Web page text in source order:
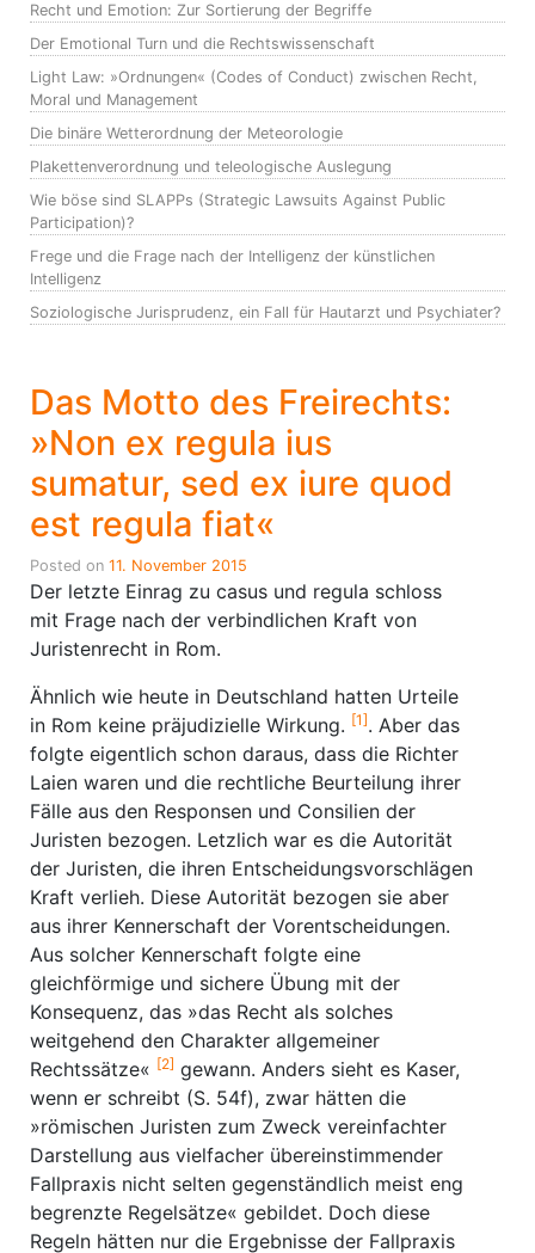
Recht und Emotion: Zur Sortierung der Begriffe
Der Emotional Turn und die Rechtswissenschaft
Light Law: »Ordnungen« (Codes of Conduct) zwischen Recht,
Moral und Management
Die binäre Wetterordnung der Meteorologie
Plakettenverordnung und teleologische Auslegung
Wie böse sind SLAPPs (Strategic Lawsuits Against Public
Participation)?
Frege und die Frage nach der Intelligenz der künstlichen
Intelligenz
Soziologische Jurisprudenz, ein Fall für Hautarzt und Psychiater?
Das Motto des Freirechts:
»Non ex regula ius
sumatur, sed ex iure quod
est regula fiat«
Posted on 11. November 2015
Der letzte Einrag zu casus und regula schloss
mit Frage nach der verbindlichen Kraft von
Juristenrecht in Rom.
Ähnlich wie heute in Deutschland hatten Urteile
in Rom keine präjudizielle Wirkung. [1]. Aber das
folgte eigentlich schon daraus, dass die Richter
Laien waren und die rechtliche Beurteilung ihrer
Fälle aus den Responsen und Consilien der
Juristen bezogen. Letzlich war es die Autorität
der Juristen, die ihren Entscheidungsvorschlägen
Kraft verlieh. Diese Autorität bezogen sie aber
aus ihrer Kennerschaft der Vorentscheidungen.
Aus solcher Kennerschaft folgte eine
gleichförmige und sichere Übung mit der
Konsequenz, das »das Recht als solches
weitgehend den Charakter allgemeiner
Rechtssätze« [2] gewann. Anders sieht es Kaser,
wenn er schreibt (S. 54f), zwar hätten die
»römischen Juristen zum Zweck vereinfachter
Darstellung aus vielfacher übereinstimmender
Fallpraxis nicht selten gegenständlich meist eng
begrenzte Regelsätze« gebildet. Doch diese
Regeln hätten nur die Ergebnisse der Fallpraxis